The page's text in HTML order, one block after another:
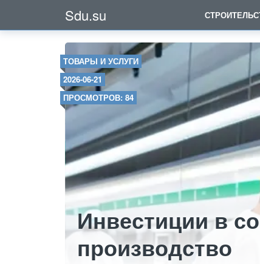
Sdu.su
ТОВАРЫ И УСЛУГИ
2026-06-21
ПРОСМОТРОВ: 84
Инвестиции в
производство